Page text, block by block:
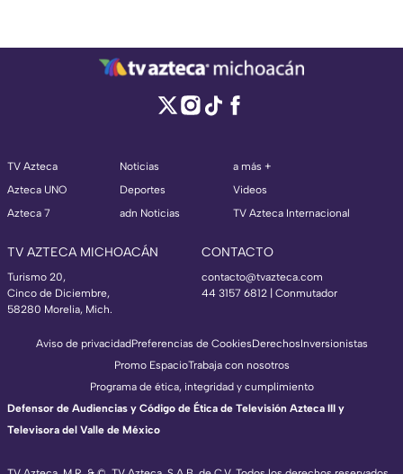
TV Azteca
Azteca UNO
Azteca 7
Noticias
Deportes
adn Noticias
a más +
Videos
TV Azteca Internacional
TV AZTECA MICHOACÁN
Turismo 20,
Cinco de Diciembre,
58280 Morelia, Mich.
CONTACTO
contacto@tvazteca.com
44 3157 6812 | Conmutador
Aviso de privacidadPreferencias de CookiesDerechosInversionistas
Promo EspacioTrabaja con nosotros
Programa de ética, integridad y cumplimiento
Defensor de Audiencias y Código de Ética de Televisión Azteca III y
Televisora del Valle de México